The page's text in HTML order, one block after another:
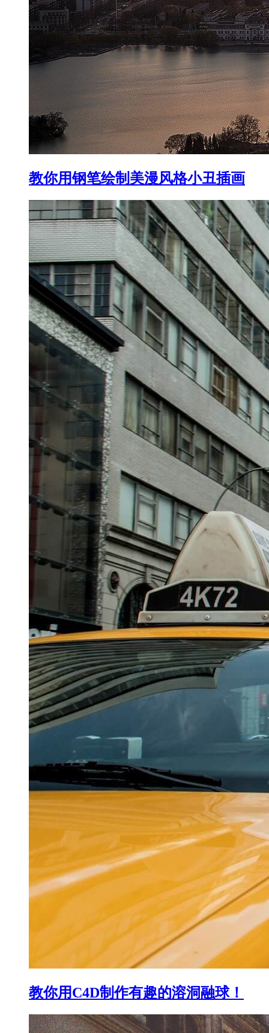
教你用钢笔绘制美漫风格小丑插画
教你用C4D制作有趣的溶洞融球！